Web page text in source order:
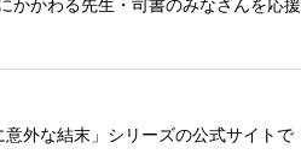
かかわる先生・司書のみなさんを応援
外な結末」シリーズの公式サイトで